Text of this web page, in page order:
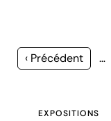
Page
‹ Précédent …
EXPOSITIONS